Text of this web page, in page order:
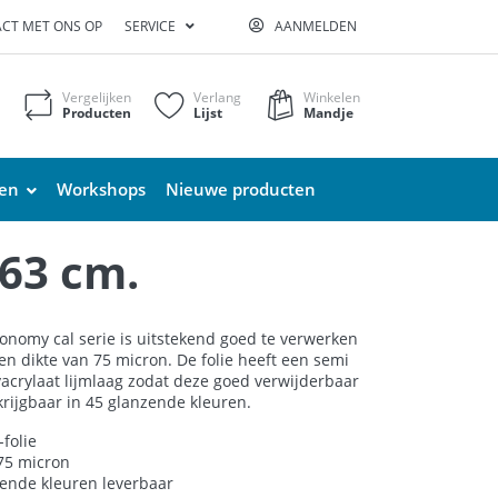
MET ONS OP SERVICE AANMELDEN
Vergelijken
Producten
Verlang
Lijst
Winkelen
Mandje
Workshops Nieuwe producten
cm.
cal serie is uitstekend goed te verwerken
dikte van 75 micron. De folie heeft een semi
lijmlaag zodat deze goed verwijderbaar
in 45 glanzende kleuren.
folie
micron
kleuren leverbaar